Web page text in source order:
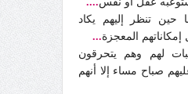
حين تنظر إليهم يكاد
المعجزة...
لهم وهم يتحرقون
صباح مساء إلا أنهم